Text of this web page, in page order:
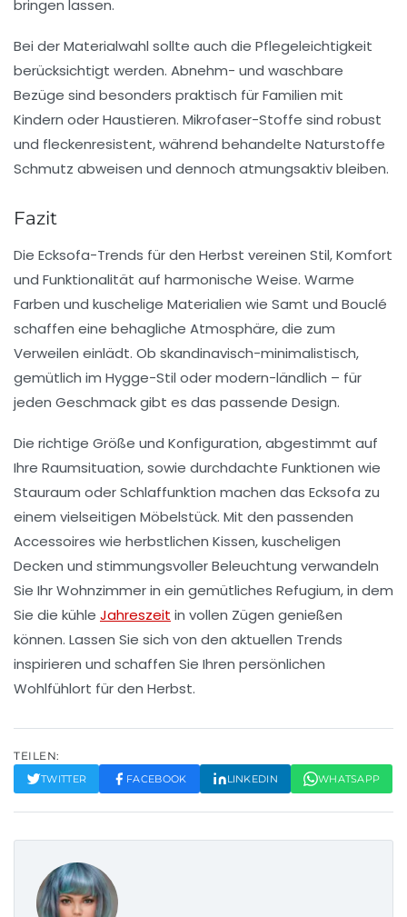
bringen lassen.
Bei der Materialwahl sollte auch die Pflegeleichtigkeit
berücksichtigt werden. Abnehm- und waschbare
Bezüge sind besonders praktisch für Familien mit
Kindern oder Haustieren. Mikrofaser-Stoffe sind robust
und fleckenresistent, während behandelte Naturstoffe
Schmutz abweisen und dennoch atmungsaktiv bleiben.
Fazit
Die Ecksofa-Trends für den Herbst vereinen Stil, Komfort
und Funktionalität auf harmonische Weise. Warme
Farben und kuschelige Materialien wie Samt und Bouclé
schaffen eine behagliche Atmosphäre, die zum
Verweilen einlädt. Ob skandinavisch-minimalistisch,
gemütlich im Hygge-Stil oder modern-ländlich – für
jeden Geschmack gibt es das passende Design.
Die richtige Größe und Konfiguration, abgestimmt auf
Ihre Raumsituation, sowie durchdachte Funktionen wie
Stauraum oder Schlaffunktion machen das Ecksofa zu
einem vielseitigen Möbelstück. Mit den passenden
Accessoires wie herbstlichen Kissen, kuscheligen
Decken und stimmungsvoller Beleuchtung verwandeln
Sie Ihr Wohnzimmer in ein gemütliches Refugium, in dem
Sie die kühle Jahreszeit in vollen Zügen genießen
können. Lassen Sie sich von den aktuellen Trends
inspirieren und schaffen Sie Ihren persönlichen
Wohlfühlort für den Herbst.
TEILEN:
TWITTER FACEBOOK LINKEDIN WHATSAPP